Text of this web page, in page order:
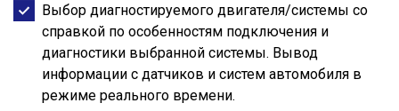
Выбор диагностируемого двигателя/системы со
справкой по особенностям подключения и
диагностики выбранной системы. Вывод
информации с датчиков и систем автомобиля в
режиме реального времени.